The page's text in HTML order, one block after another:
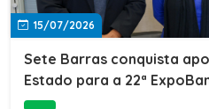
15/07/2026
Sete Barras conquista
Estado para a 22ª